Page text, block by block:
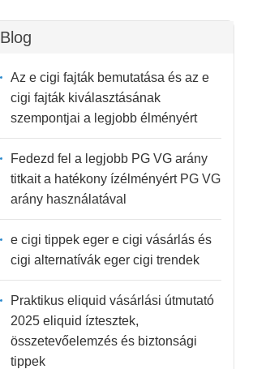
Blog
Az e cigi fajták bemutatása és az e
cigi fajták kiválasztásának
szempontjai a legjobb élményért
Fedezd fel a legjobb PG VG arány
titkait a hatékony ízélményért PG VG
arány használatával
e cigi tippek eger e cigi vásárlás és
cigi alternatívák eger cigi trendek
Praktikus eliquid vásárlási útmutató
2025 eliquid íztesztek,
összetevőelemzés és biztonsági
tippek